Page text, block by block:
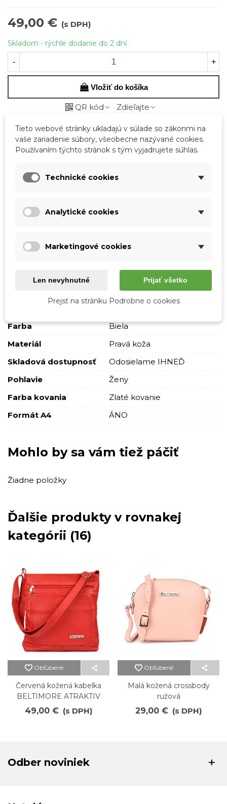
49,00 € (s DPH)
Skladom - rýchle dodanie do 2 dní
- +
Vložiť do košíka
QR kód Zdieľajte
Kód: R97-R6.2.1-TS66-5555 white
Značka: Laura Biaggi
Tabuľka vlastností
Farba
Biela
Materiál
Pravá koža
Skladová dostupnosť
Odosielame IHNEĎ
Pohlavie
Ženy
Farba kovania
Zlaté kovanie
Formát A4
ÁNO
Mohlo by sa vám tiež páčiť
Žiadne položky
Ďalšie produkty v rovnakej
kategórii (16)
Obľúbené
Červená kožená kabelka
BELTIMORE ATRAKTIV
49,00 € (s DPH)
Obľúbené
Malá kožená crossbody
ružová
29,00 € (s DPH)
Odber noviniek
Tieto webové stránky ukladajú v súlade so zákonmi na
vaše zariadenie súbory, všeobecne nazývané cookies.
Používaním týchto stránok s tým vyjadrujete súhlas.
Technické cookies
Analytické cookies
Marketingové cookies
Len nevyhnutné Prijať všetko
Prejsť na stránku Podrobne o cookies